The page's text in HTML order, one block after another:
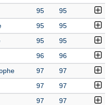
95 95
95 95
95 95
96 96
97 97
97 97
97 97